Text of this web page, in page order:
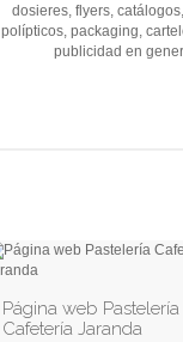
dosieres, flyers,
polípticos, packaging,
publicidad en
Página web Pastelería
Cafetería Jaranda